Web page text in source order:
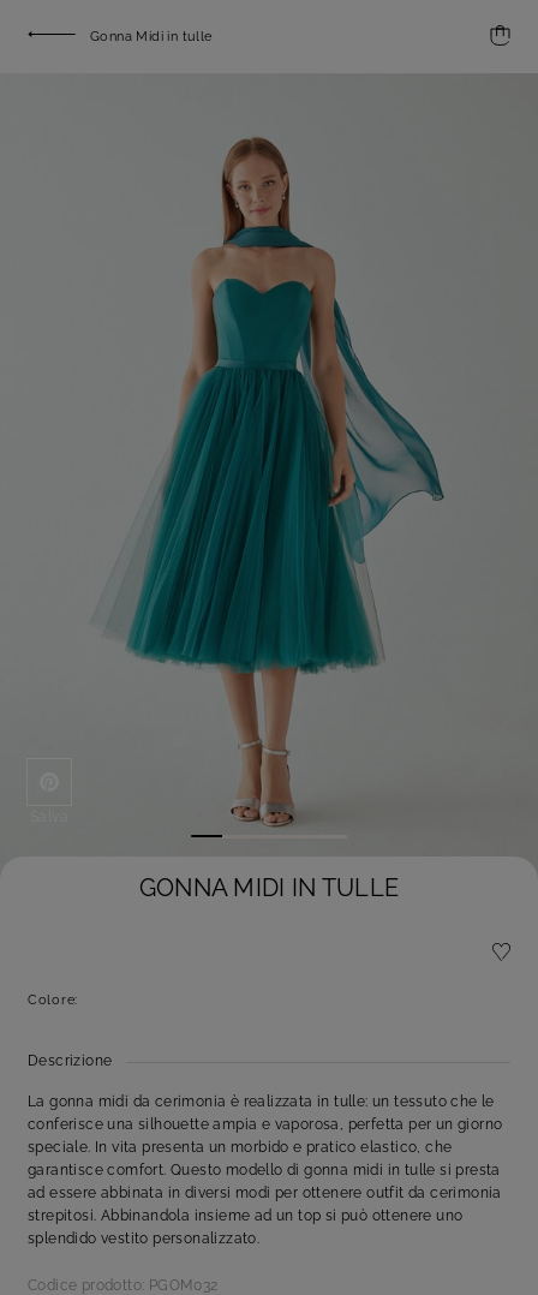
Gonna Midi in tulle
GONNA MIDI IN TULLE
Colore:
Descrizione
La gonna midi da cerimonia è realizzata in tulle: un tessuto che le
conferisce una silhouette ampia e vaporosa, perfetta per un giorno
speciale. In vita presenta un morbido e pratico elastico, che
garantisce comfort. Questo modello di gonna midi in tulle si presta
ad essere abbinata in diversi modi per ottenere outfit da cerimonia
strepitosi. Abbinandola insieme ad un top si può ottenere uno
splendido vestito personalizzato.
Codice prodotto: PGOM032